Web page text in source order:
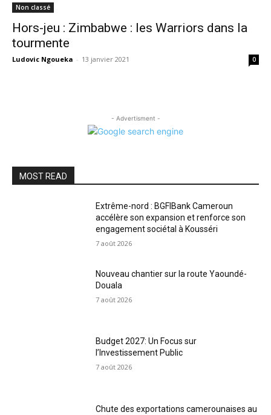
Non classé
Hors-jeu : Zimbabwe : les Warriors dans la
tourmente
Ludovic Ngoueka - 13 janvier 2021 0
- Advertisment -
MOST READ
Extrême-nord : BGFIBank Cameroun
accélère son expansion et renforce son
engagement sociétal à Kousséri
7 août 2026
Nouveau chantier sur la route Yaoundé-
Douala
7 août 2026
Budget 2027: Un Focus sur
l’Investissement Public
7 août 2026
Chute des exportations camerounaises au